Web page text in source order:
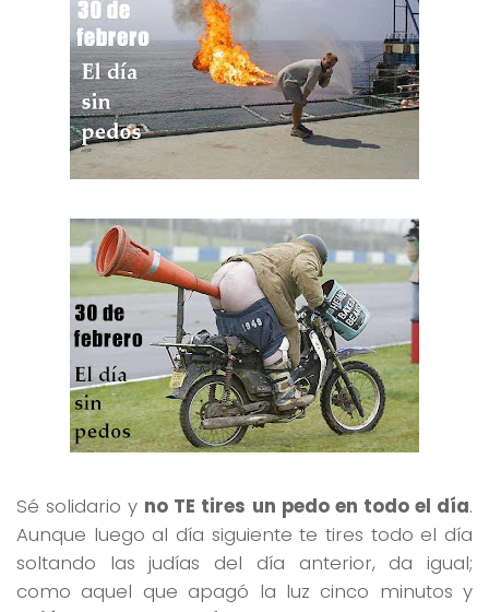
Sé solidario y no TE tires un pedo en todo el día.
Aunque luego al día siguiente te tires todo el día
soltando las judías del día anterior, da igual;
como aquel que apagó la luz cinco minutos y